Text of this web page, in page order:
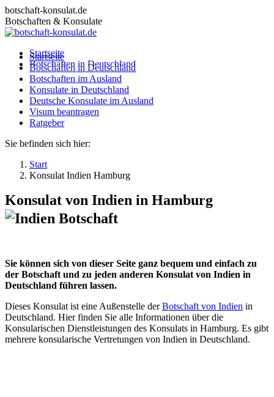
Zum
Inhalt
springen
botschaft-konsulat.de
Botschaften & Konsulate
Startseite
Botschaften in Deutschland
Botschaften im Ausland
Konsulate in Deutschland
Deutsche Konsulate im Ausland
Visum beantragen
Ratgeber
Startseite
Botschaften in Deutschland
Botschaften im Ausland
Konsulate in Deutschland
Deutsche Konsulate im Ausland
Visum beantragen
Ratgeber
Sie befinden sich hier:
Start
Konsulat Indien Hamburg
Konsulat von Indien in Hamburg
Sie können sich von dieser Seite ganz bequem und einfach zu
der Botschaft und zu jeden anderen Konsulat von Indien in
Deutschland führen lassen.
Dieses Konsulat ist eine Außenstelle derBotschaft von Indien in
Deutschland. Hier finden Sie alle Informationen über die
Konsularischen Dienstleistungen des Konsulats in Hamburg. Es gibt
mehrere konsularische Vertretungen von Indien in Deutschland.